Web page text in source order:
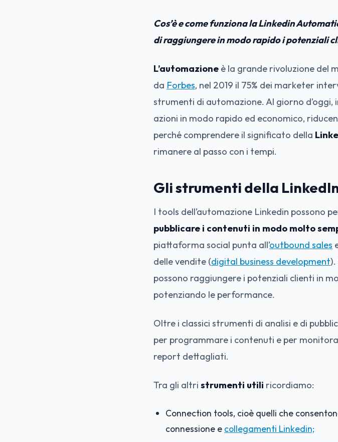
Cos’è e come funziona la Linkedin
di raggiungere in modo rapido i potenziali
L’automazione è la grande rivoluzione del
da Forbes, nel 2019 il 75% dei marketer
strumenti di automazione. Al giorno
azioni in modo rapido ed economico,
perché comprendere il significato della
rimanere al passo con i tempi.
Gli strumenti della
I tools dell’automazione Linkedin possono
pubblicare i contenuti in modo molto
piattaforma social punta all’outbound sales
delle vendite (digital business development
possono raggiungere i potenziali clienti in
potenziando le performance.
Oltre i classici strumenti di analisi e di
per programmare i contenuti e per
report dettagliati.
Tra gli altri strumenti utili ricordiamo:
Connection tools, cioè quelli che
connessione e collegamenti Linkedin;